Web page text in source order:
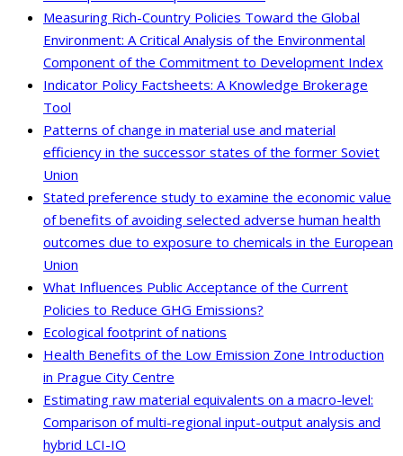
Measuring Rich-Country Policies Toward the Global
Environment: A Critical Analysis of the Environmental
Component of the Commitment to Development Index
Indicator Policy Factsheets: A Knowledge Brokerage
Tool
Patterns of change in material use and material
efficiency in the successor states of the former Soviet
Union
Stated preference study to examine the economic value
of benefits of avoiding selected adverse human health
outcomes due to exposure to chemicals in the European
Union
What Influences Public Acceptance of the Current
Policies to Reduce GHG Emissions?
Ecological footprint of nations
Health Benefits of the Low Emission Zone Introduction
in Prague City Centre
Estimating raw material equivalents on a macro-level:
Comparison of multi-regional input-output analysis and
hybrid LCI-IO